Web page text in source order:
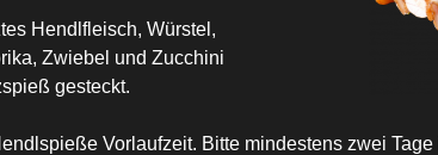
Hendlfleisch, Würstel,
Zwiebel und Zucchini
gesteckt.
Vorlaufzeit. Bitte mindestens zwei